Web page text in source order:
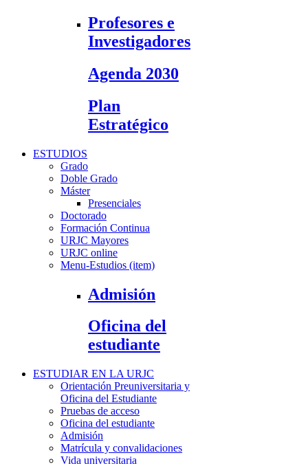
Profesores e
Investigadores
Agenda 2030
Plan
Estratégico
ESTUDIOS
Grado
Doble Grado
Máster
Presenciales
Doctorado
Formación Continua
URJC Mayores
URJC online
Menu-Estudios (item)
Admisión
Oficina del
estudiante
ESTUDIAR EN LA URJC
Orientación Preuniversitaria y
Oficina del Estudiante
Pruebas de acceso
Oficina del estudiante
Admisión
Matrícula y convalidaciones
Vida universitaria